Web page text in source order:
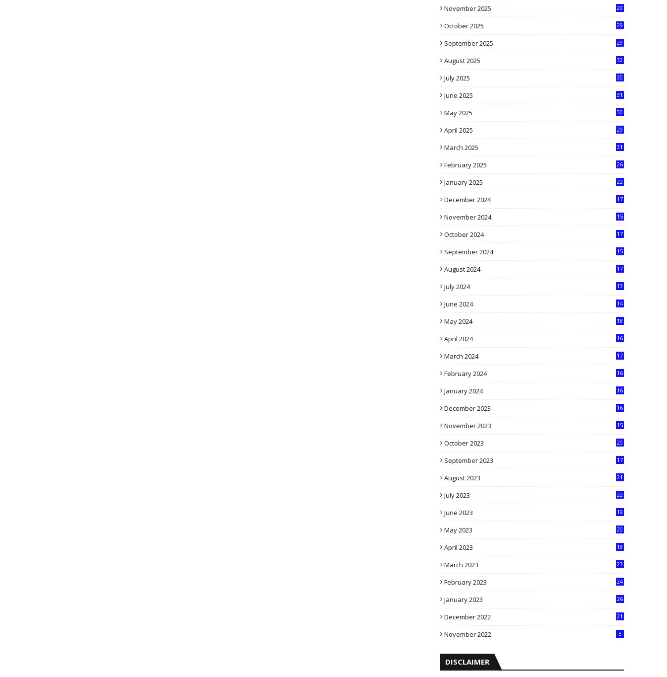
November 2025
29
October 2025
29
September 2025
29
August 2025
32
July 2025
30
June 2025
31
May 2025
30
April 2025
29
March 2025
31
February 2025
26
January 2025
22
December 2024
17
November 2024
15
October 2024
17
September 2024
15
August 2024
17
July 2024
13
June 2024
14
May 2024
18
April 2024
16
March 2024
17
February 2024
16
January 2024
16
December 2023
16
November 2023
15
October 2023
20
September 2023
17
August 2023
21
July 2023
22
June 2023
19
May 2023
20
April 2023
18
March 2023
23
February 2023
24
January 2023
26
December 2022
21
November 2022 5
DISCLAIMER